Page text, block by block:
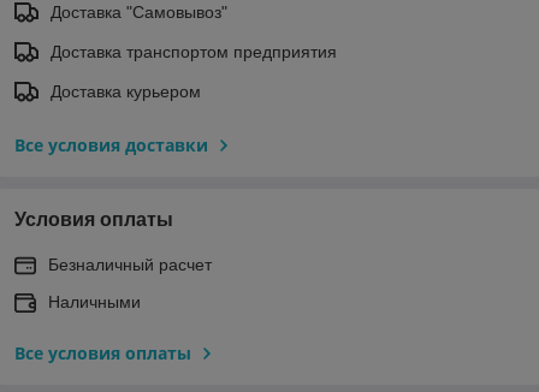
Доставка "Самовывоз"
Доставка транспортом предприятия
Доставка курьером
Все условия доставки
Условия оплаты
Безналичный расчет
Наличными
Все условия оплаты